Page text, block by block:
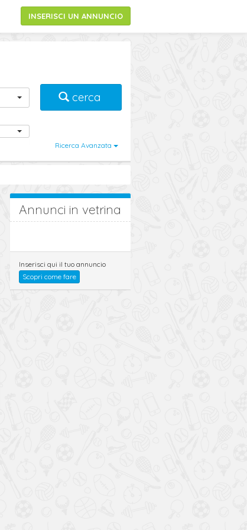
INSERISCI UN ANNUNCIO
cerca
Ricerca Avanzata
Annunci in vetrina
Inserisci qui il tuo annuncio
Scopri come fare